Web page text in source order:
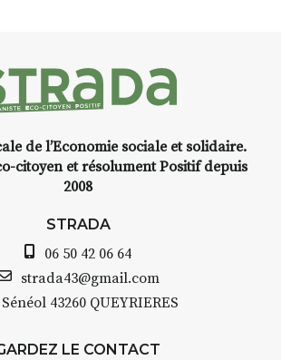
de l’Economie sociale et solidaire.
citoyen et résolument Positif depuis
2008
STRADA
06 50 42 06 64
strada43@gmail.com
Sénéol 43260 QUEYRIERES
LE CONTACT